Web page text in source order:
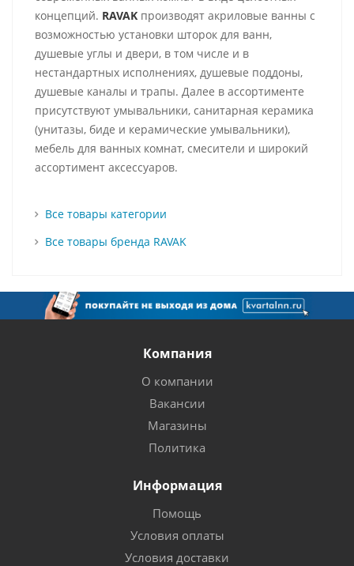
концепций. RAVAK производят акриловые ванны с
возможностью установки шторок для ванн,
душевые углы и двери, в том числе и в
нестандартных исполнениях, душевые поддоны,
душевые каналы и трапы. Далее в ассортименте
присутствуют умывальники, санитарная керамика
(унитазы, биде и керамические умывальники),
мебель для ванных комнат, смесители и широкий
ассортимент аксессуаров.
Все товары категории
Все товары бренда RAVAK
Компания
О компании
Вакансии
Магазины
Политика
Информация
Помощь
Условия оплаты
Условия доставки